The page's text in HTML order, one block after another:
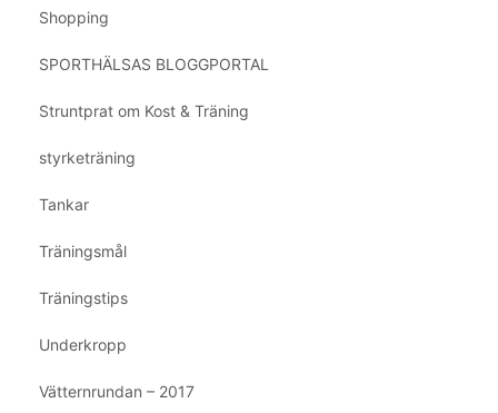
Shopping
SPORTHÄLSAS BLOGGPORTAL
Struntprat om Kost & Träning
styrketräning
Tankar
Träningsmål
Träningstips
Underkropp
Vätternrundan – 2017